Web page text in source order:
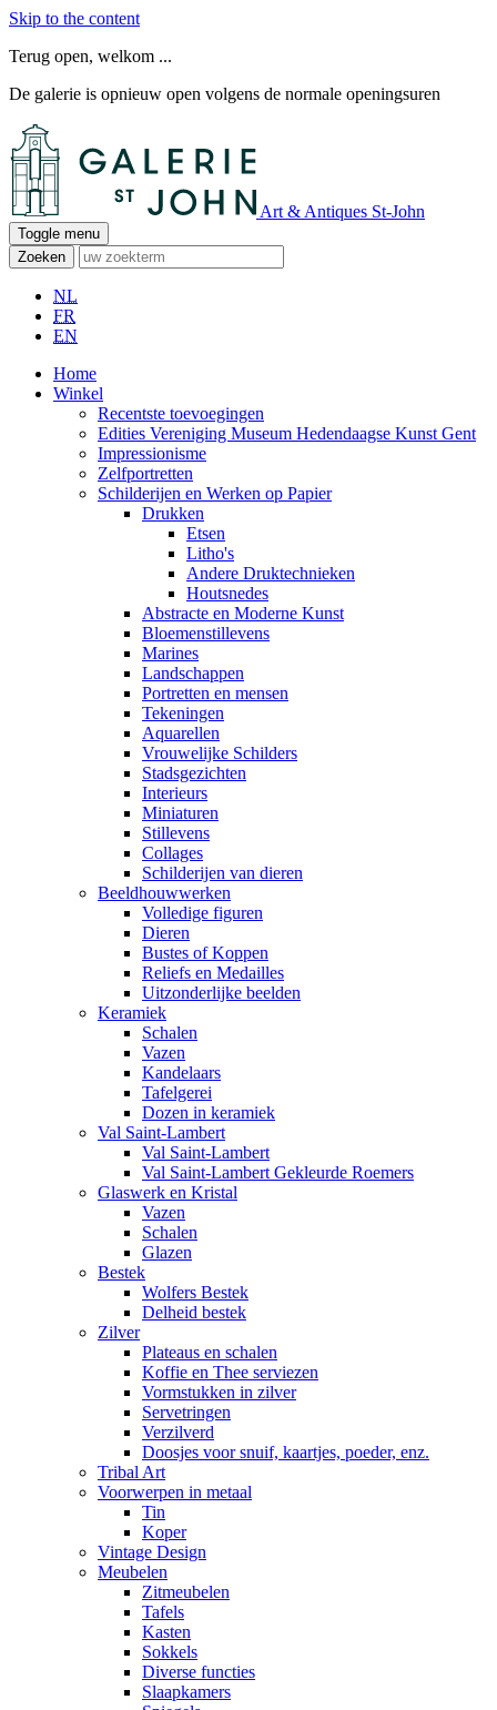
Skip to the content
Terug open, welkom ...
De galerie is opnieuw open volgens de normale openingsuren
Art & Antiques St-John
Toggle menu
Zoeken
NL
FR
EN
Home
Winkel
Recentste toevoegingen
Edities Vereniging Museum Hedendaagse Kunst Gent
Impressionisme
Zelfportretten
Schilderijen en Werken op Papier
Drukken
Etsen
Litho's
Andere Druktechnieken
Houtsnedes
Abstracte en Moderne Kunst
Bloemenstillevens
Marines
Landschappen
Portretten en mensen
Tekeningen
Aquarellen
Vrouwelijke Schilders
Stadsgezichten
Interieurs
Miniaturen
Stillevens
Collages
Schilderijen van dieren
Beeldhouwwerken
Volledige figuren
Dieren
Bustes of Koppen
Reliefs en Medailles
Uitzonderlijke beelden
Keramiek
Schalen
Vazen
Kandelaars
Tafelgerei
Dozen in keramiek
Val Saint-Lambert
Val Saint-Lambert
Val Saint-Lambert Gekleurde Roemers
Glaswerk en Kristal
Vazen
Schalen
Glazen
Bestek
Wolfers Bestek
Delheid bestek
Zilver
Plateaus en schalen
Koffie en Thee serviezen
Vormstukken in zilver
Servetringen
Verzilverd
Doosjes voor snuif, kaartjes, poeder, enz.
Tribal Art
Voorwerpen in metaal
Tin
Koper
Vintage Design
Meubelen
Zitmeubelen
Tafels
Kasten
Sokkels
Diverse functies
Slaapkamers